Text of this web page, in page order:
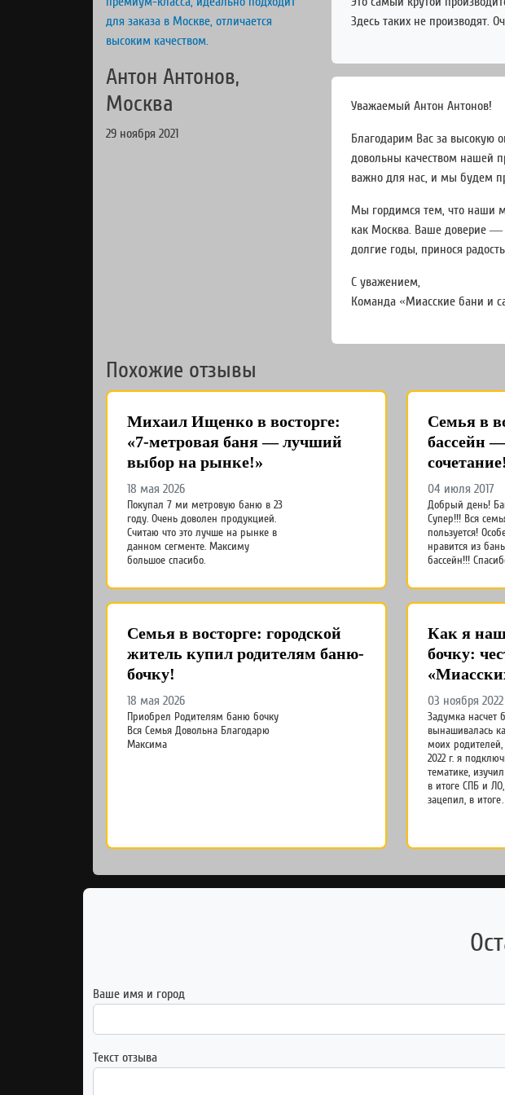
Антон Антонов,
Москва
29 ноября 2021
Здесь таких не производят.
Уважаемый Антон Антонов!
Благодарим Вас за высокую
довольны качеством нашей
важно для нас, и мы будем
Мы гордимся тем, что наши
как Москва. Ваше доверие —
долгие годы, принося
С уважением,
Команда «Миасские бани и
Похожие отзывы
Михаил Ищенко в восторге:
«7-метровая баня — лучший
выбор на рынке!»
18 мая 2026
Покупал 7 ми метровую баню в 23
году. Очень доволен продукцией.
Считаю что это лучше на рынке в
данном сегменте. Максиму
большое спасибо.
Семья в
бассейн
сочетание!
04 июля 2017
Добрый день!
Супер!!! Вся
пользуется!
нравится из
бассейн!!!
Семья в восторге: городской
житель купил родителям баню-
бочку!
18 мая 2026
Приобрел Родителям баню бочку
Вся Семья Довольна Благодарю
Максима
Как я
бочку:
03 ноября 2022
Задумка насчет
вынашивалась
моих
2022 г. я
тематике,
в итоге СПБ и
зацепил, в
Ваше имя и город
Текст отзыва